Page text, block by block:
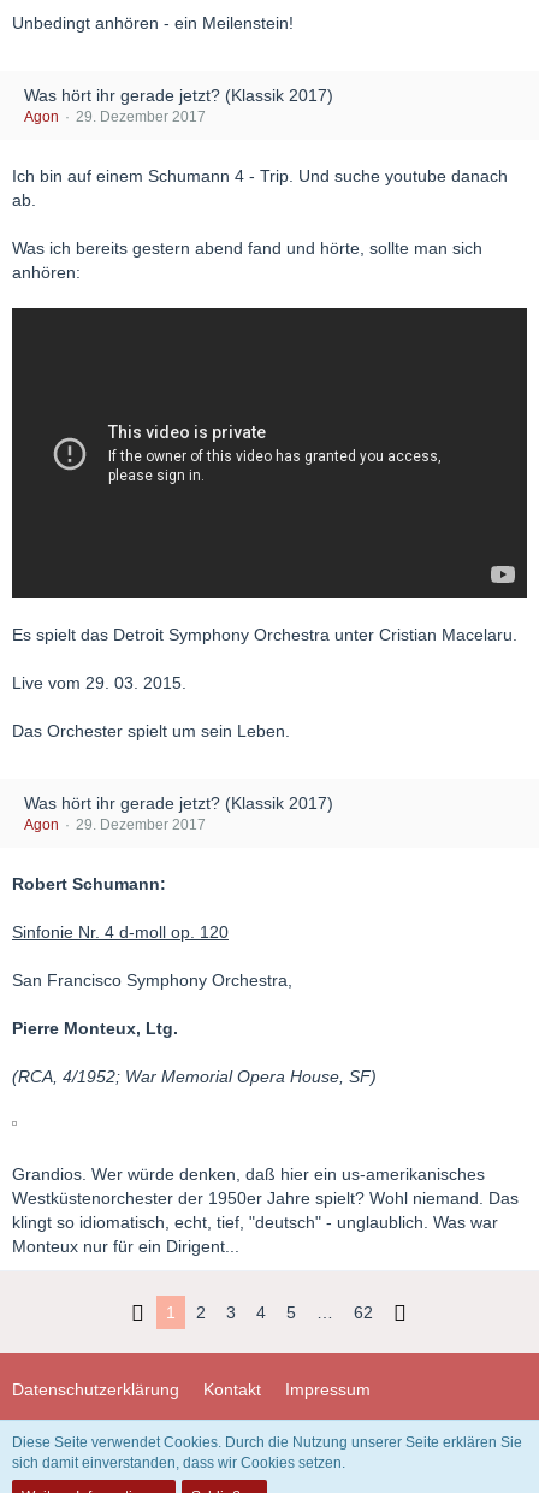
Unbedingt anhören - ein Meilenstein!
Was hört ihr gerade jetzt? (Klassik 2017)
Agon 29. Dezember 2017
Ich bin auf einem Schumann 4 - Trip. Und suche youtube danach
ab.
Was ich bereits gestern abend fand und hörte, sollte man sich
anhören:
Es spielt das Detroit Symphony Orchestra unter Cristian Macelaru.
Live vom 29. 03. 2015.
Das Orchester spielt um sein Leben.
Was hört ihr gerade jetzt? (Klassik 2017)
Agon 29. Dezember 2017
Robert Schumann:
Sinfonie Nr. 4 d-moll op. 120
San Francisco Symphony Orchestra,
Pierre Monteux, Ltg.
(RCA, 4/1952; War Memorial Opera House, SF)
Grandios. Wer würde denken, daß hier ein us-amerikanisches
Westküstenorchester der 1950er Jahre spielt? Wohl niemand. Das
klingt so idiomatisch, echt, tief, "deutsch" - unglaublich. Was war
Monteux nur für ein Dirigent...
1 2 3 4 5 … 62
Datenschutzerklärung Kontakt Impressum
Community-Software:WoltLab Suite™ 3.1.29
Diese Seite verwendet Cookies. Durch die Nutzung unserer Seite erklären Sie
sich damit einverstanden, dass wir Cookies setzen.